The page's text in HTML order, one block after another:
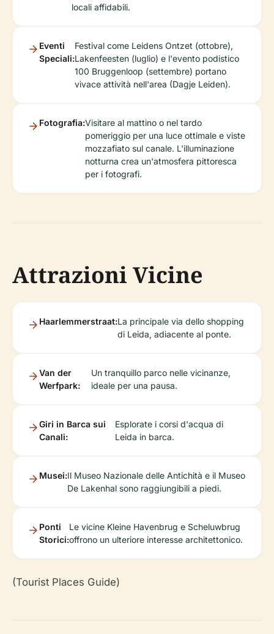
locali affidabili.
Eventi
Speciali:
Festival come Leidens Ontzet (ottobre),
Lakenfeesten (luglio) e l'evento podistico
100 Bruggenloop (settembre) portano
vivace attività nell'area (Dagje Leiden).
Fotografia:Visitare al mattino o nel tardo
pomeriggio per una luce ottimale e viste
mozzafiato sul canale. L'illuminazione
notturna crea un'atmosfera pittoresca
per i fotografi.
Attrazioni Vicine
Haarlemmerstraat:La principale via dello shopping
di Leida, adiacente al ponte.
Van der
Werfpark:
Un tranquillo parco nelle vicinanze,
ideale per una pausa.
Giri in Barca sui
Canali:
Esplorate i corsi d'acqua di
Leida in barca.
Musei:Il Museo Nazionale delle Antichità e il Museo
De Lakenhal sono raggiungibili a piedi.
Ponti
Storici:
Le vicine Kleine Havenbrug e Scheluwbrug
offrono un ulteriore interesse architettonico.
(Tourist Places Guide)